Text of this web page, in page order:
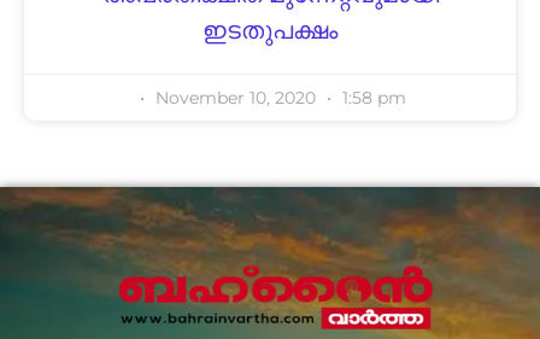
ഇടതുപക്ഷം
November 10, 2020 1:58 pm